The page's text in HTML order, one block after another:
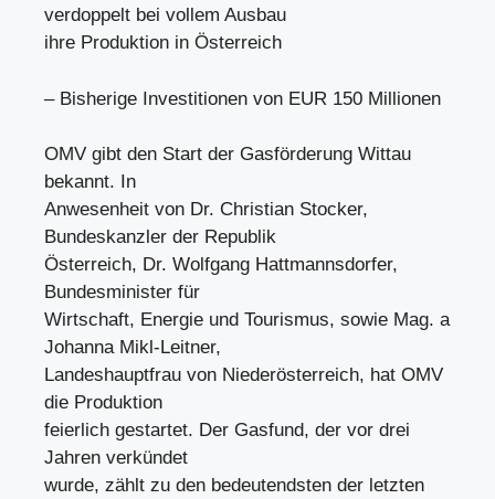
verdoppelt bei vollem Ausbau
ihre Produktion in Österreich
– Bisherige Investitionen von EUR 150 Millionen
OMV gibt den Start der Gasförderung Wittau
bekannt. In
Anwesenheit von Dr. Christian Stocker,
Bundeskanzler der Republik
Österreich, Dr. Wolfgang Hattmannsdorfer,
Bundesminister für
Wirtschaft, Energie und Tourismus, sowie Mag. a
Johanna Mikl-Leitner,
Landeshauptfrau von Niederösterreich, hat OMV
die Produktion
feierlich gestartet. Der Gasfund, der vor drei
Jahren verkündet
wurde, zählt zu den bedeutendsten der letzten